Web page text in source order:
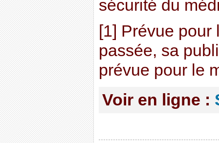
sécurité du
[1] Prévue pour
passée, sa
prévue pour le
Voir en ligne :